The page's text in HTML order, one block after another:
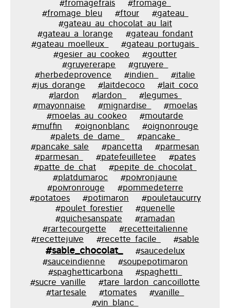
#fromagefrais
#fromage_
#fromage_bleu
#ftour
#gateau_
#gateau_au_chocolat_au_lait
#gateau_a_lorange
#gateau_fondant
#gateau_moelleux_
#gateau_portugais_
#gesier_au_cookeo
#goutter
#gruyererape
#gruyere_
#herbedeprovence
#indien_
#italie
#jus_dorange
#laitdecoco
#lait_coco
#lardon
#lardon_
#legumes_
#mayonnaise
#mignardise_
#moelas
#moelas_au_cookeo
#moutarde
#muffin
#oignonblanc
#oignonrouge
#palets_de_dame_
#pancake_
#pancake_sale
#pancetta
#parmesan
#parmesan_
#patefeuilletee
#pates
#patte_de_chat
#pepite_de_chocolat_
#platdumaroc
#poivronjaune
#poivronrouge
#pommedeterre
#potatoes
#potimaron
#pouletaucurry
#poulet_forestier
#quenelle
#quichesanspate
#ramadan
#rartecourgette
#recetteitalienne
#recettejuive
#recette_facile_ #sable
#sable_chocolat_
#saucedelux
#sauceindienne
#soupepotimaron
#spaghetticarbona
#spaghetti_
#sucre_vanille
#tare_lardon_cancoillotte
#tartesale
#tomates
#vanille_
#vin_blanc_